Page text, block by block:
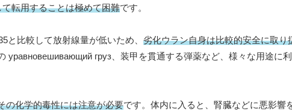
転用することは極めて困難です。
と比較して放射線量が低いため、 劣化ウラン自身は比較的安全に取り
уравновешивающий груз、装甲を貫通する弾薬など、様々な用途に
の化学的毒性には注意が必要です。体内に入ると、腎臓などに悪影響